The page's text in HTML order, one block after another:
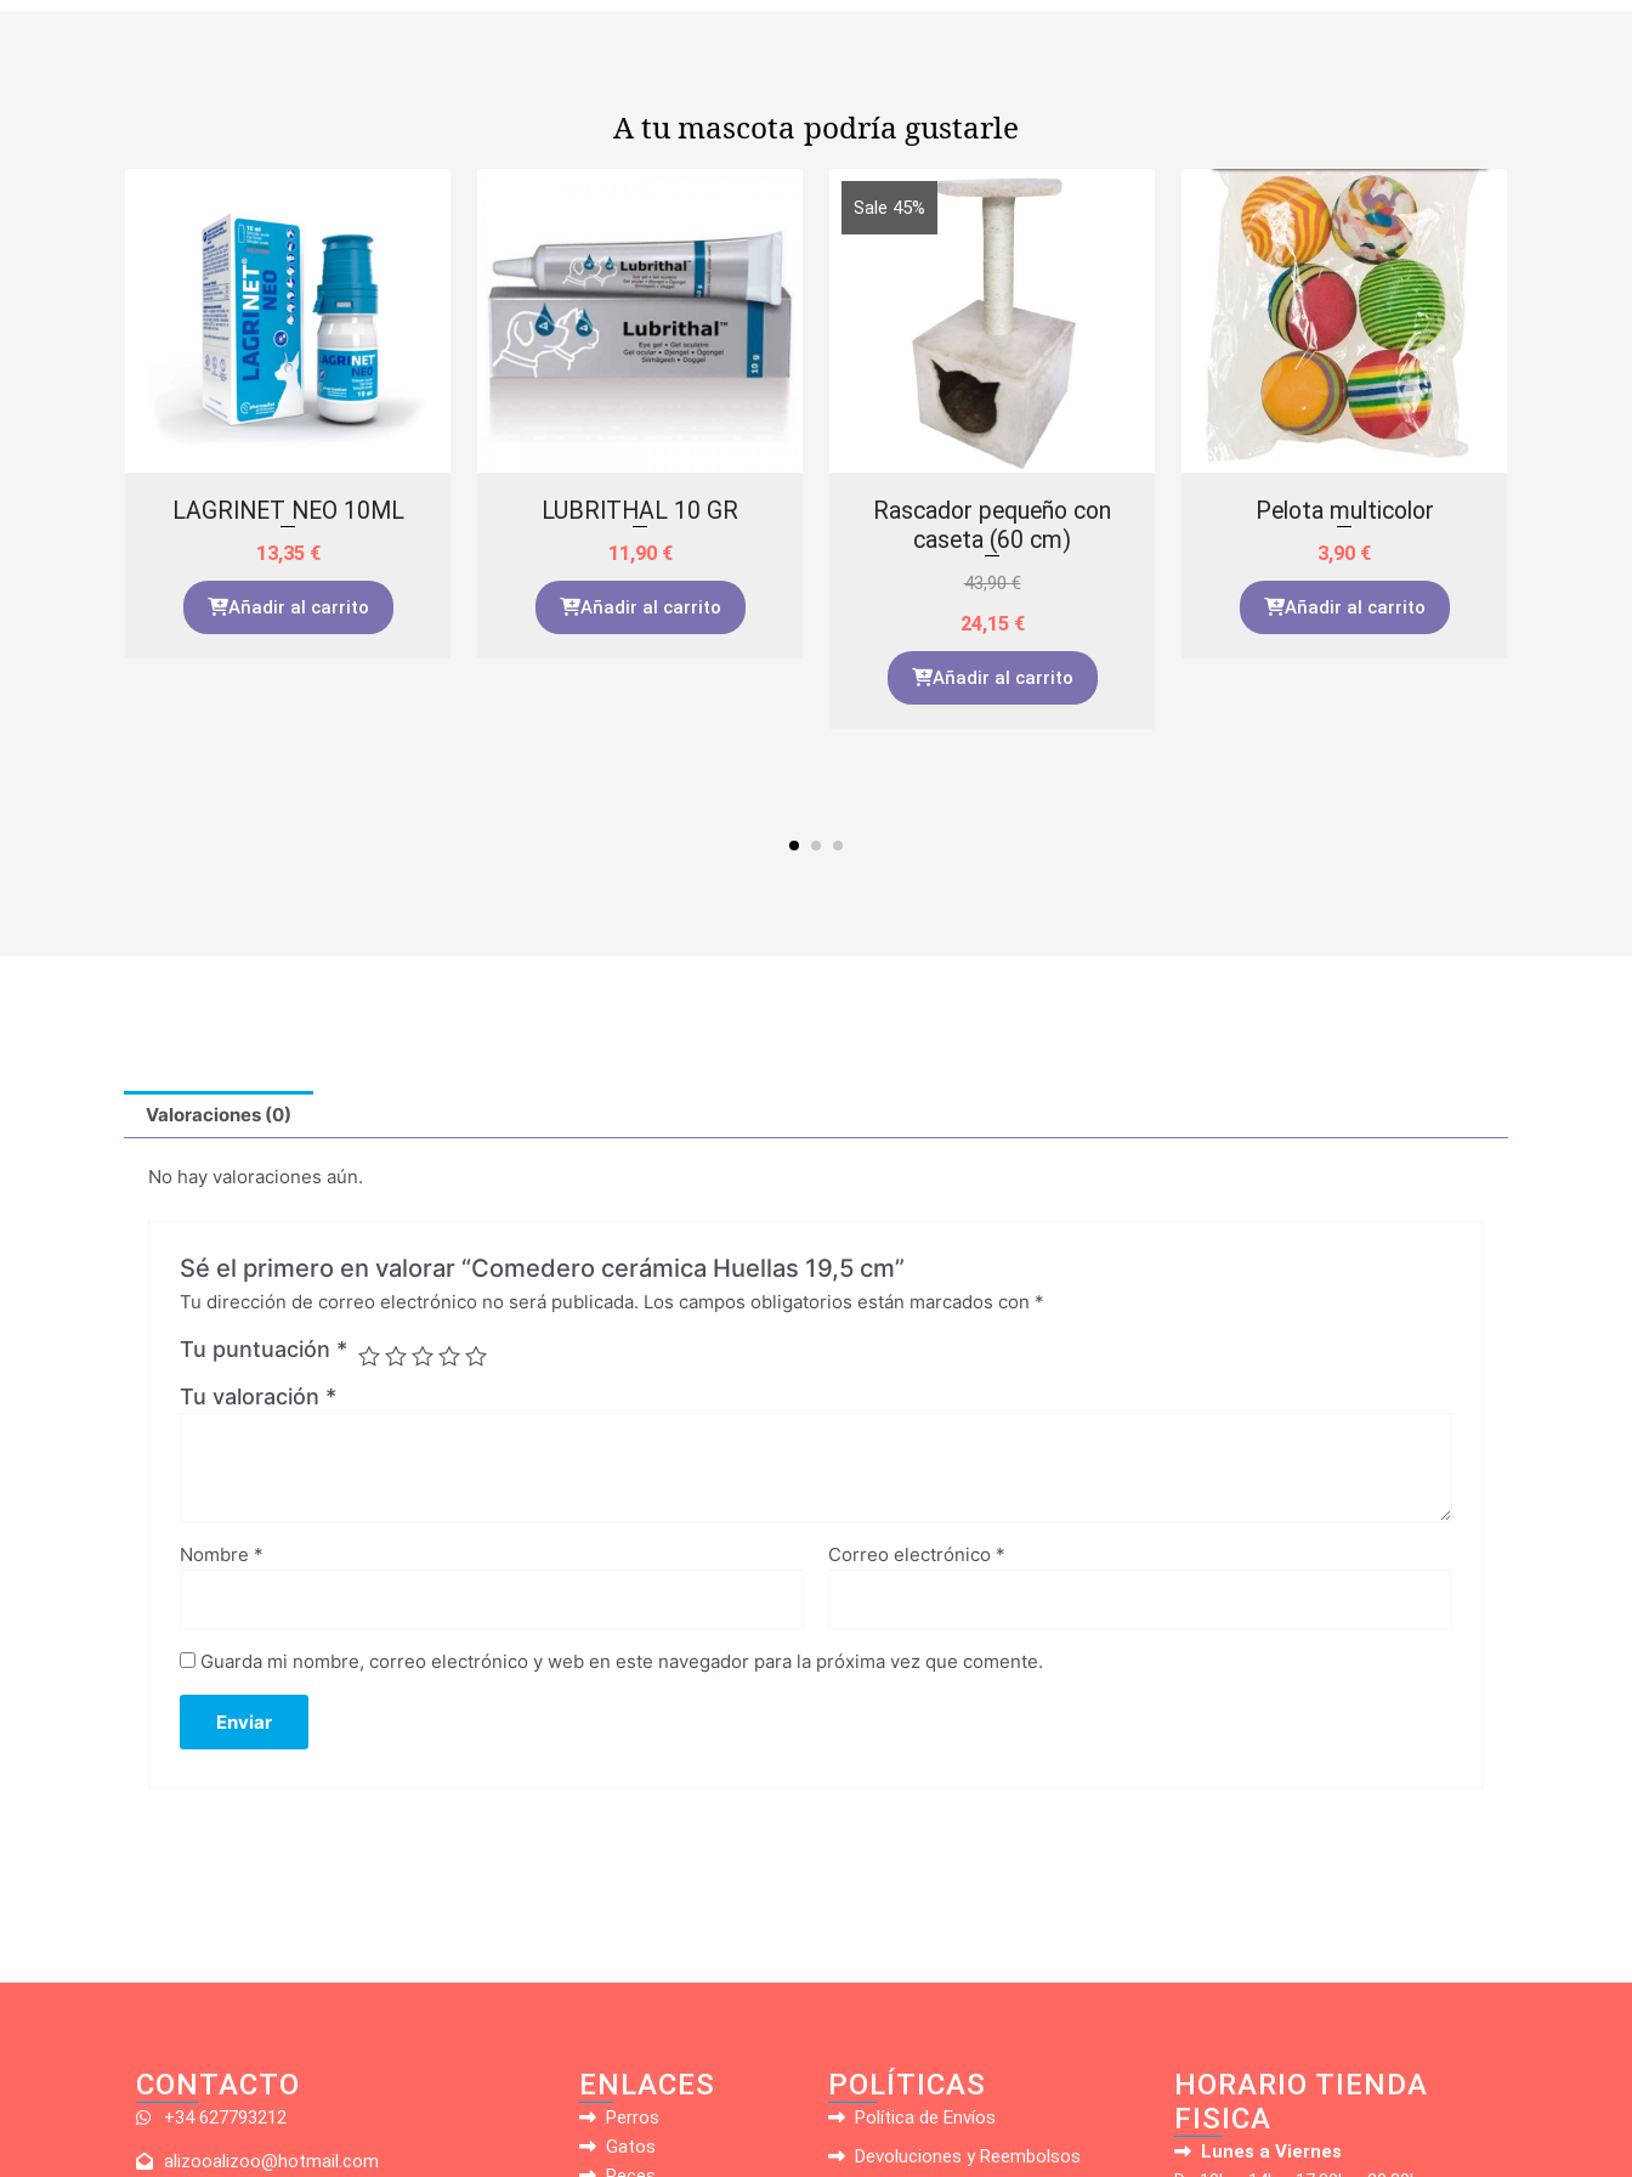
A tu mascota podría gustarle
LAGRINET NEO 10ML
13,35 €
Añadir al carrito
LUBRITHAL 10 GR
11,90 €
Añadir al carrito
Sale 45%
Rascador pequeño con
caseta (60 cm)
43,90€
24,15 €
Añadir al carrito
Pelota multicolor
3,90 €
Añadir al carrito
Valoraciones (0)
No hay valoraciones aún.
Sé el primero en valorar “Comedero cerámica Huellas 19,5 cm”
Tu dirección de correo electrónico no será publicada. Los campos obligatorios están marcados con *
Tu puntuación *
Tu valoración *
Nombre * Correo electrónico *
Guarda mi nombre, correo electrónico y web en este navegador para la próxima vez que comente.
CONTACTO
+34 627793212
alizooalizoo@hotmail.com
ENLACES
Perros
Gatos
POLÍTICAS
Política de Envíos
Devoluciones y Reembolsos
HORARIO TIENDA
FISICA
Lunes a Viernes